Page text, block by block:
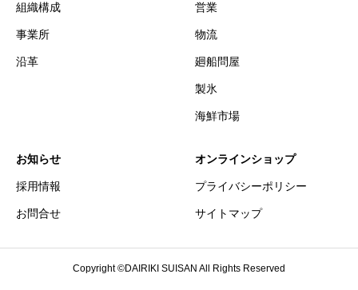
組織構成
事業所
沿革
営業
物流
廻船問屋
製氷
海鮮市場
お知らせ
採用情報
お問合せ
オンラインショップ
プライバシーポリシー
サイトマップ
Copyright ©DAIRIKI SUISAN All Rights Reserved